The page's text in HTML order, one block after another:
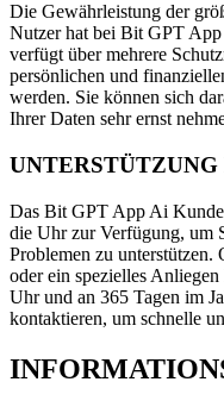
Die Gewährleistung der
Nutzer hat bei Bit GPT
verfügt über mehrere
persönlichen und
werden. Sie können sich
Ihrer Daten sehr ernst
Das Bit GPT App Ai
die Uhr zur Verfügung, um
Problemen zu unterstützen.
oder ein spezielles
Uhr und an 365 Tagen im
kontaktieren, um schnelle